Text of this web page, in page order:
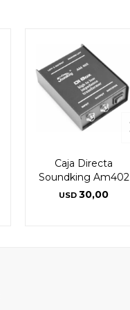
Caja Directa
Soundking Am402
USD 30,00